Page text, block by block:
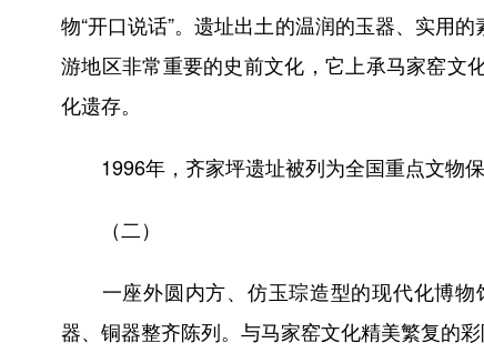
物“开口说话”。遗址出土的温润的玉器、实用
游地区非常重要的史前文化，它上承马家窑文
化遗存。
1996年，齐家坪遗址被列为全国重点文物保
（二）
一座外圆内方、仿玉琮造型的现代化博物
器、铜器整齐陈列。与马家窑文化精美繁复的